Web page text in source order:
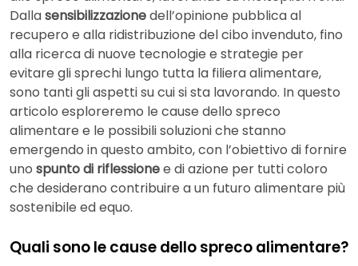
Dallasensibilizzazionedell’opinione pubblica al
recupero e alla ridistribuzione del cibo invenduto, fino
alla ricerca di nuove tecnologie e strategie per
evitare gli sprechi lungo tutta la filiera alimentare,
sono tanti gli aspetti su cui si sta lavorando. In questo
articolo esploreremo le cause dello spreco
alimentare e le possibili soluzioni che stanno
emergendo in questo ambito, con l’obiettivo di fornire
uno spunto di riflessionee di azione per tutti coloro
che desiderano contribuire a un futuro alimentare più
sostenibile ed equo.
Quali sono le cause dello spreco alimentare?